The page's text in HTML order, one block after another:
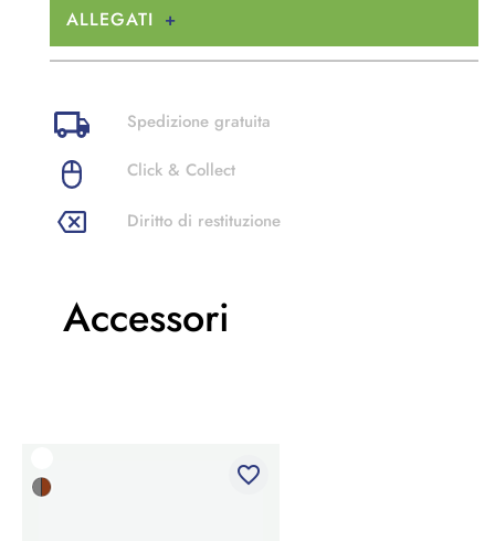
ALLEGATI
Spedizione gratuita
Click & Collect
Diritto di restituzione
Accessori
favorite_border